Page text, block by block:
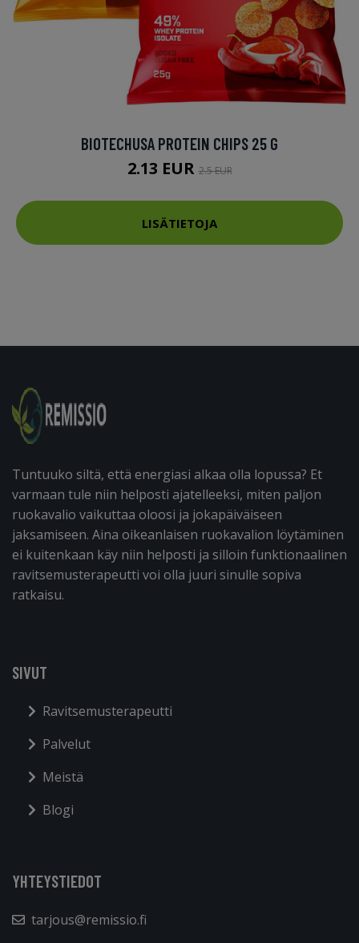
BIOTECHUSA PROTEIN CHIPS 25 G
2.13 EUR2.5 EUR
LISÄTIETOJA
Tuntuuko siltä, että energiasi alkaa olla lopussa? Et
varmaan tule niin helposti ajatelleeksi, miten paljon
ruokavalio vaikuttaa oloosi ja jokapäiväiseen
jaksamiseen. Aina oikeanlaisen ruokavalion löytäminen
ei kuitenkaan käy niin helposti ja silloin funktionaalinen
ravitsemusterapeutti voi olla juuri sinulle sopiva
ratkaisu.
SIVUT
Ravitsemusterapeutti
Palvelut
Meistä
Blogi
YHTEYSTIEDOT
tarjous@remissio.fi